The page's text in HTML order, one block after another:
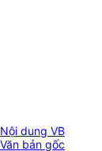
Nội dung VB
Văn bản gốc